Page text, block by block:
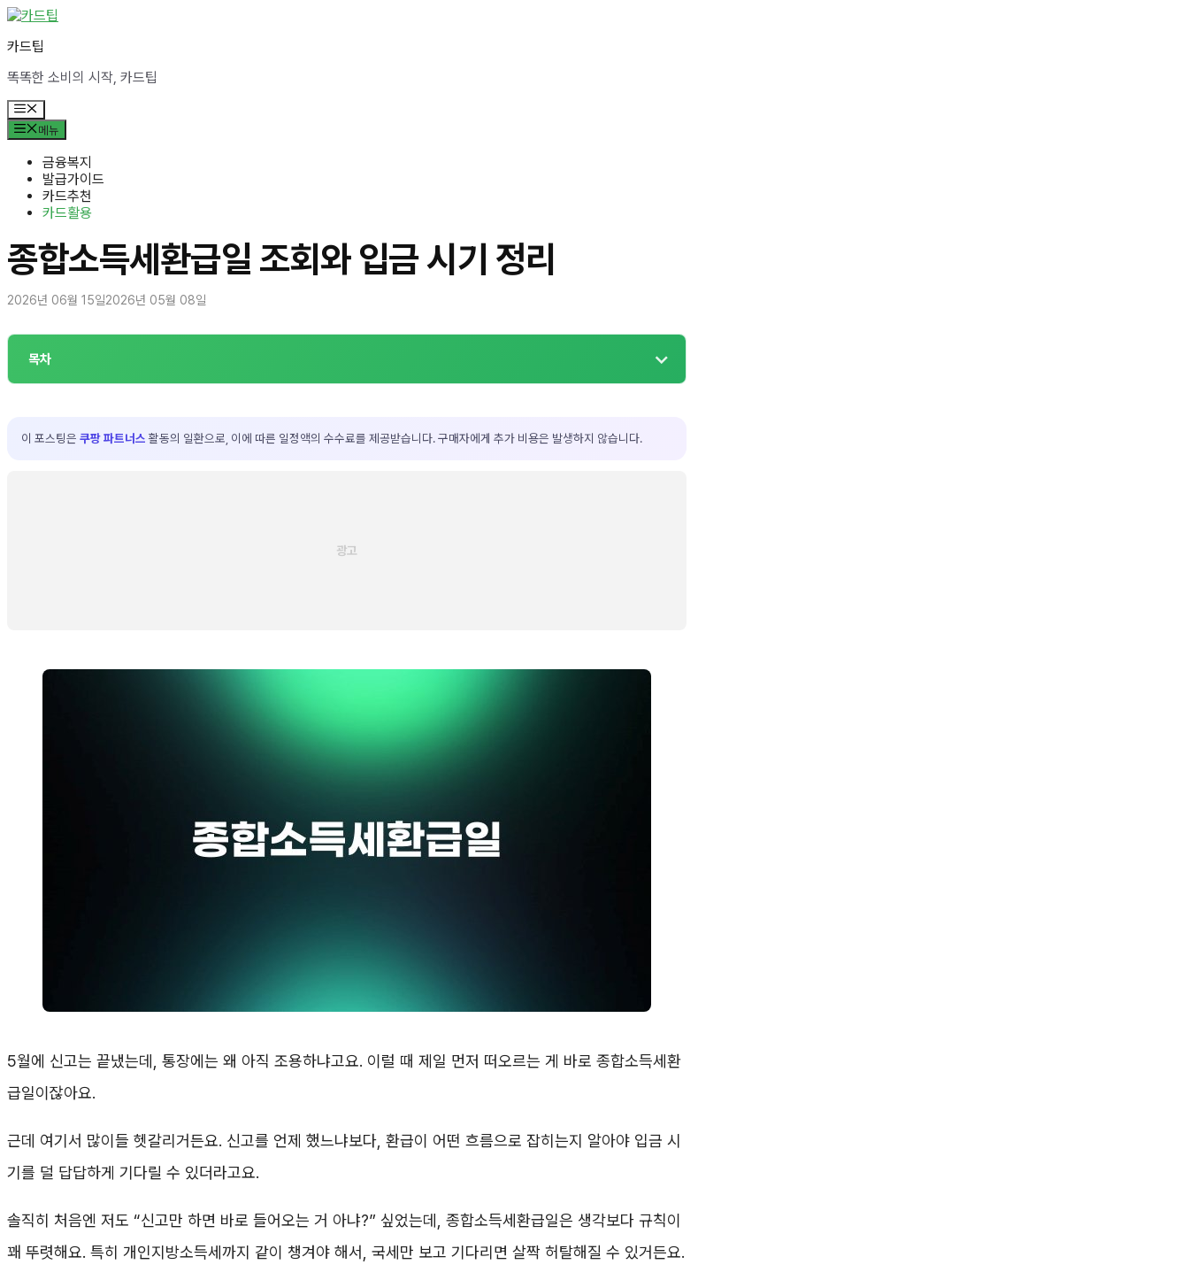
컨
츠
건
너
뛰
기
카드팁
똑똑한 소비의 시작, 카드팁
메
뉴
메뉴
금융복지
발급가이드
카드추천
카드활용
종합소득세환급일 조회와 입금 시기 정리
2026년 06월 15일2026년 05월 08일
목차
이 포스팅은 쿠팡 파트너스 활동의 일환으로, 이에 따른 일정액의 수수료를 제공받습니다. 구매자에게 추가 비용은 발생하지 않습니다.
5월에 신고는 끝냈는데, 통장에는 왜 아직 조용하냐고요. 이럴 때 제일 먼저 떠오르는 게 바로 종합소득세환
급일이잖아요.
근데 여기서 많이들 헷갈리거든요. 신고를 언제 했느냐보다, 환급이 어떤 흐름으로 잡히는지 알아야 입금 시
기를 덜 답답하게 기다릴 수 있더라고요.
솔직히 처음엔 저도 “신고만 하면 바로 들어오는 거 아냐?” 싶었는데, 종합소득세환급일은 생각보다 규칙이
꽤 뚜렷해요. 특히 개인지방소득세까지 같이 챙겨야 해서, 국세만 보고 기다리면 살짝 허탈해질 수 있거든요.